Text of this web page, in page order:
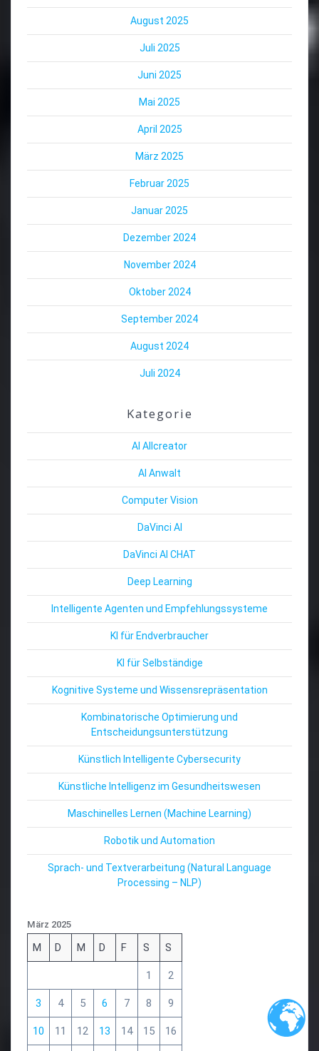
August 2025
Juli 2025
Juni 2025
Mai 2025
April 2025
März 2025
Februar 2025
Januar 2025
Dezember 2024
November 2024
Oktober 2024
September 2024
August 2024
Juli 2024
Kategorie
AI Allcreator
AI Anwalt
Computer Vision
DaVinci AI
DaVinci AI CHAT
Deep Learning
Intelligente Agenten und Empfehlungssysteme
KI für Endverbraucher
KI für Selbständige
Kognitive Systeme und Wissensrepräsentation
Kombinatorische Optimierung und
Entscheidungsunterstützung
Künstlich Intelligente Cybersecurity
Künstliche Intelligenz im Gesundheitswesen
Maschinelles Lernen (Machine Learning)
Robotik und Automation
Sprach- und Textverarbeitung (Natural Language
Processing – NLP)
März 2025
M D M D F S S
1 2
3 4 5 6 7 8 9
10 11 12 13 14 15 16